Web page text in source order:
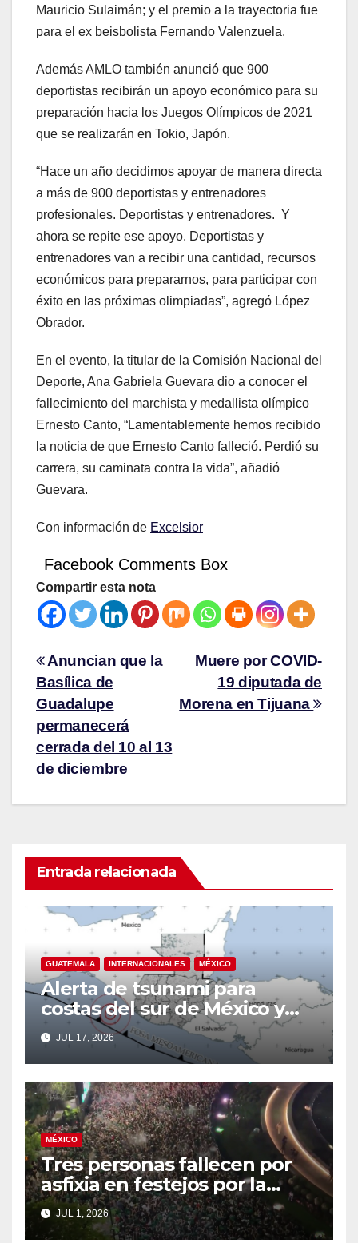
Mauricio Sulaimán; y el premio a la trayectoria fue
para el ex beisbolista Fernando Valenzuela.
Además AMLO también anunció que 900
deportistas recibirán un apoyo económico para su
preparación hacia los Juegos Olímpicos de 2021
que se realizarán en Tokio, Japón.
“Hace un año decidimos apoyar de manera directa
a más de 900 deportistas y entrenadores
profesionales. Deportistas y entrenadores. Y
ahora se repite ese apoyo. Deportistas y
entrenadores van a recibir una cantidad, recursos
económicos para prepararnos, para participar con
éxito en las próximas olimpiadas”, agregó López
Obrador.
En el evento, la titular de la Comisión Nacional del
Deporte, Ana Gabriela Guevara dio a conocer el
fallecimiento del marchista y medallista olímpico
Ernesto Canto, “Lamentablemente hemos recibido
la noticia de que Ernesto Canto falleció. Perdió su
carrera, su caminata contra la vida”, añadió
Guevara.
Con información de Excelsior
Facebook Comments Box
Compartir esta nota
Muere por COVID-
19 diputada de
Morena en Tijuana
Anuncian que la
Basílica de
Guadalupe
permanecerá
cerrada del 10 al 13
de diciembre
Entrada relacionada
GUATEMALA INTERNACIONALES MÉXICO
Alerta de tsunami para
costas del sur de México y
Guatemala tras terremoto de
magnitud 7.4
JUL 17, 2026
MÉXICO
Tres personas fallecen por
asfixia en festejos por la
clasificación de México a
octavos
JUL 1, 2026